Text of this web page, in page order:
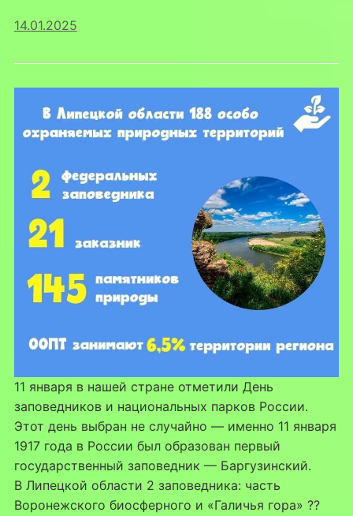
14.01.2025
11 января в нашей стране отметили День
заповедников и национальных парков России.
Этот день выбран не случайно — именно 11 января
1917 года в России был образован первый
государственный заповедник — Баргузинский.
В Липецкой области 2 заповедника: часть
Воронежского биосферного и «Галичья гора» ??